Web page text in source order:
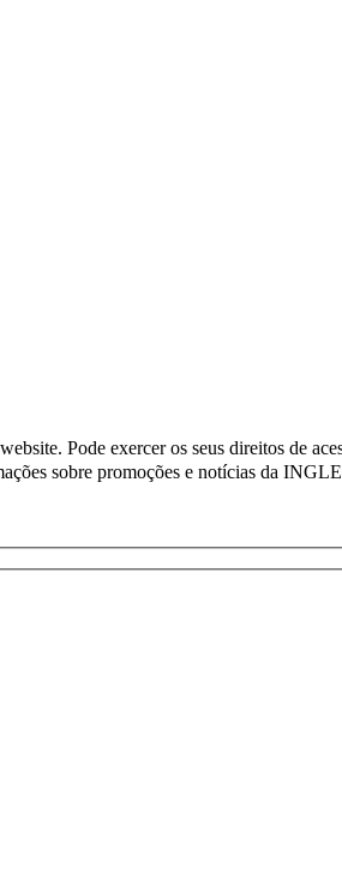
Pode exercer os seus direitos de
sobre promoções e notícias da